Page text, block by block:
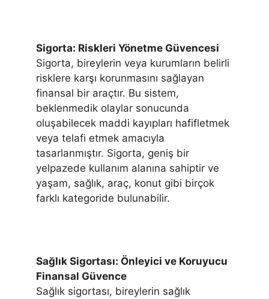
Sigorta: Riskleri Yönetme Güvencesi
Sigorta, bireylerin veya kurumların belirli
risklere karşı korunmasını sağlayan
finansal bir araçtır. Bu sistem,
beklenmedik olaylar sonucunda
oluşabilecek maddi kayıpları hafifletmek
veya telafi etmek amacıyla
tasarlanmıştır. Sigorta, geniş bir
yelpazede kullanım alanına sahiptir ve
yaşam, sağlık, araç, konut gibi birçok
farklı kategoride bulunabilir.
Sağlık Sigortası: Önleyici ve Koruyucu
Finansal Güvence
Sağlık sigortası, bireylerin sağlık